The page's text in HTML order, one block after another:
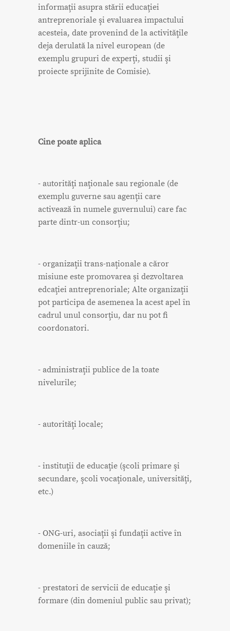
informaţii asupra stării educaţiei
antreprenoriale şi evaluarea impactului
acesteia, date provenind de la activităţile
deja derulată la nivel european (de
exemplu grupuri de experţi, studii şi
proiecte sprijinite de Comisie).
Cine poate aplica
- autorităţi naţionale sau regionale (de
exemplu guverne sau agenţii care
activează în numele guvernului) care fac
parte dintr-un consorţiu;
- organizaţii trans-naţionale a căror
misiune este promovarea şi dezvoltarea
edcaţiei antreprenoriale; Alte organizaţii
pot participa de asemenea la acest apel în
cadrul unul consorţiu, dar nu pot fi
coordonatori.
- administraţii publice de la toate
nivelurile;
- autorităţi locale;
- instituţii de educaţie (şcoli primare şi
secundare, şcoli vocaţionale, universităţi,
etc.)
- ONG-uri, asociaţii şi fundaţii active în
domeniile în cauză;
- prestatori de servicii de educaţie şi
formare (din domeniul public sau privat);